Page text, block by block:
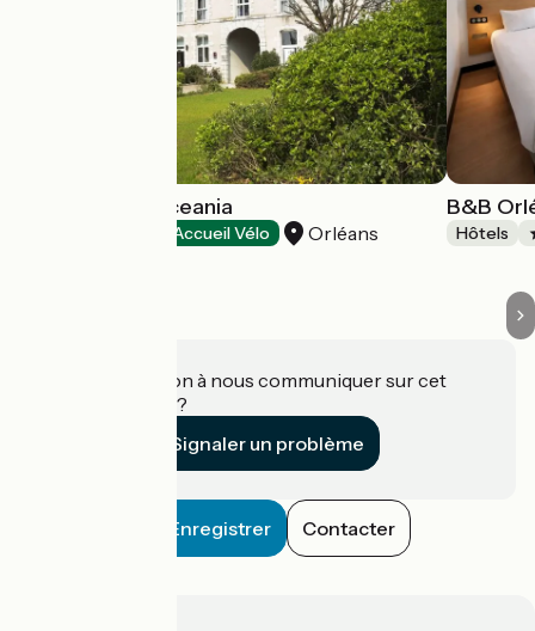
Hôtel Escale Oceania
Accueil Vélo Orléans
B&B
Hôtels
Une information à nous communiquer sur cet
établissement ?
Signaler un problème
Enregistrer Contacter